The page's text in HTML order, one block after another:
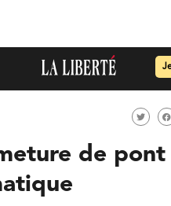
de pont